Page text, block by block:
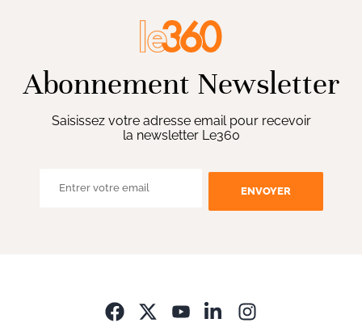
Abonnement Newsletter
Saisissez votre adresse email pour recevoir
la newsletter Le360
ENVOYER